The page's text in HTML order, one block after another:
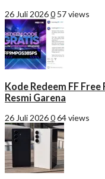
26 Juli 20260 57 views
Kode Redeem FF Free
Resmi Garena
26 Juli 2026064 views